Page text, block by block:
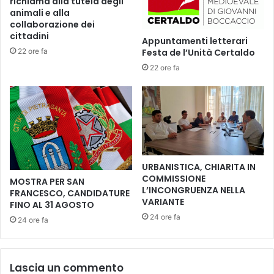
r
a
n
i
m
e
r
i
:
l
t
r
e
5
0
A
P
M
O
L
T
A
A
A
K
A
R
T
A
,
B
animali e alla
collaborazione dei
cittadini
22 ore fa
Appuntamenti letterari
Festa de l’Unità Certaldo
22 ore fa
MOSTRA PER SAN
FRANCESCO, CANDIDATURE
FINO AL 31 AGOSTO
24 ore fa
URBANISTICA, CHIARITA IN
COMMISSIONE
L’INCONGRUENZA NELLA
VARIANTE
24 ore fa
Lascia un commento